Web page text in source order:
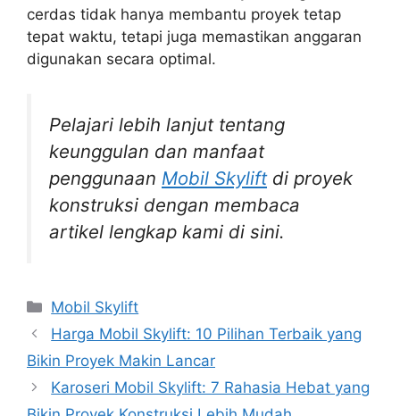
cerdas tidak hanya membantu proyek tetap
tepat waktu, tetapi juga memastikan anggaran
digunakan secara optimal.
Pelajari lebih lanjut tentang
keunggulan dan manfaat
penggunaan Mobil Skyliftdi proyek
konstruksi dengan membaca
artikel lengkap kami di sini.
Kategori
Mobil Skylift
Harga Mobil Skylift: 10 Pilihan Terbaik yang
Bikin Proyek Makin Lancar
Karoseri Mobil Skylift: 7 Rahasia Hebat yang